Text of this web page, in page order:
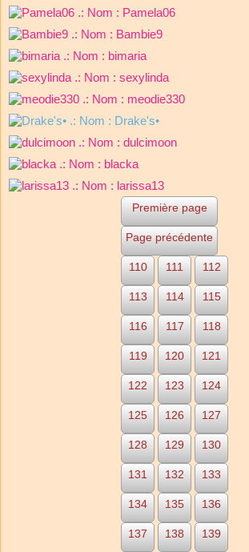
.: Nom : Pamela06
.: Nom : Bambie9
.: Nom : bimaria
.: Nom : sexylinda
.: Nom : meodie330
.: Nom : Drake's•
.: Nom : dulcimoon
.: Nom : blacka
.: Nom : larissa13
Première page
Page précédente
110 111 112
113 114 115
116 117 118
119 120 121
122 123 124
125 126 127
128 129 130
131 132 133
134 135 136
137 138 139